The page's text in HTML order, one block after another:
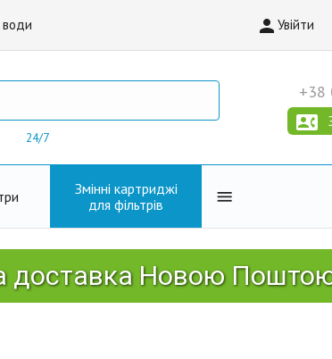
води Увійти
24/7
+38

Змінні картриджі
для фільтрів

Новою Поштою від